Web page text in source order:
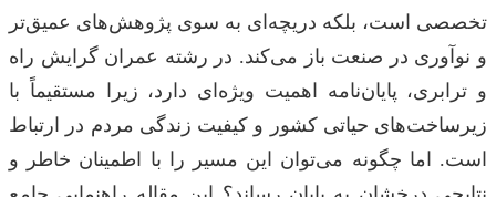
تخصصی است، بلکه دریچه‌ای به سوی پژوهش‌های عمیق‌تر
و نوآوری در صنعت باز می‌کند. در رشته عمران گرایش راه
و ترابری، پایان‌نامه اهمیت ویژه‌ای دارد، زیرا مستقیماً با
زیرساخت‌های حیاتی کشور و کیفیت زندگی مردم در ارتباط
است. اما چگونه می‌توان این مسیر را با اطمینان خاطر و